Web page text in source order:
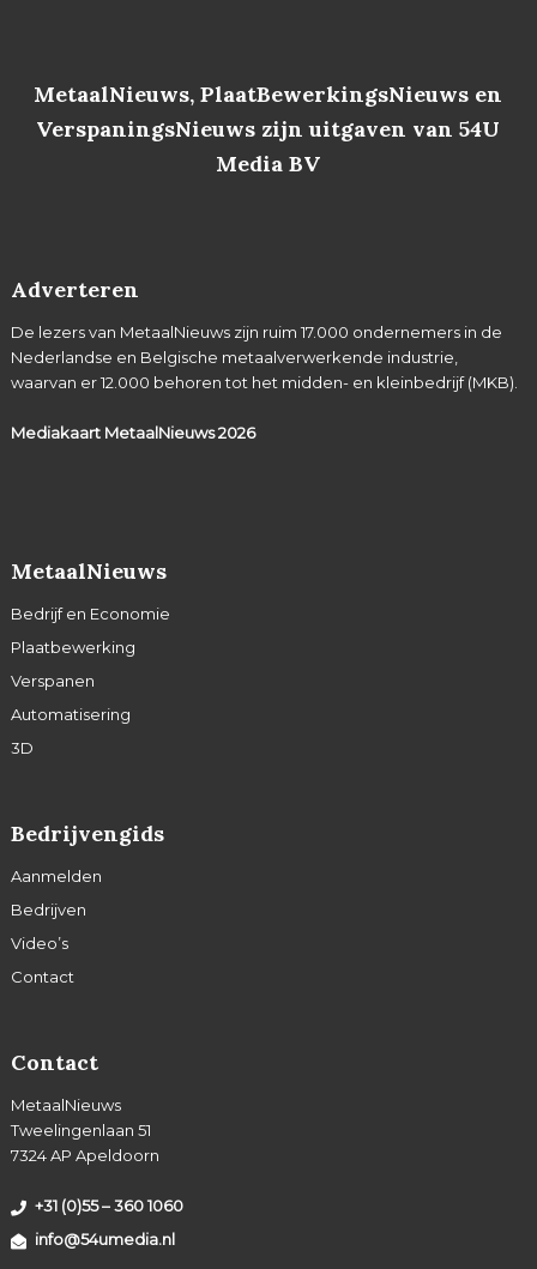
MetaalNieuws, PlaatBewerkingsNieuws en
VerspaningsNieuws zijn uitgaven van 54U
Media BV
Adverteren
De lezers van MetaalNieuws zijn ruim 17.000 ondernemers in de
Nederlandse en Belgische metaalverwerkende industrie,
waarvan er 12.000 behoren tot het midden- en kleinbedrijf (MKB).
Mediakaart MetaalNieuws2026
MetaalNieuws
Bedrijf en Economie
Plaatbewerking
Verspanen
Automatisering
3D
Bedrijvengids
Aanmelden
Bedrijven
Video’s
Contact
Contact
MetaalNieuws
Tweelingenlaan 51
7324 AP Apeldoorn
+31 (0)55 – 360 1060
info@54umedia.nl